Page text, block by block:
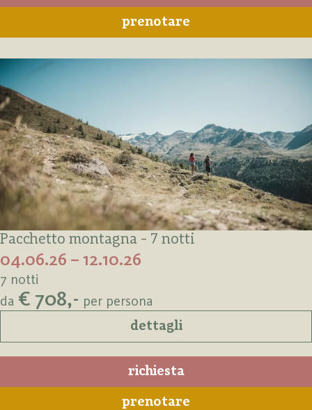
prenotare
Pacchetto montagna - 7 notti
04.06.26 – 12.10.26
7 notti
da € 708,- per persona
dettagli
richiesta
prenotare